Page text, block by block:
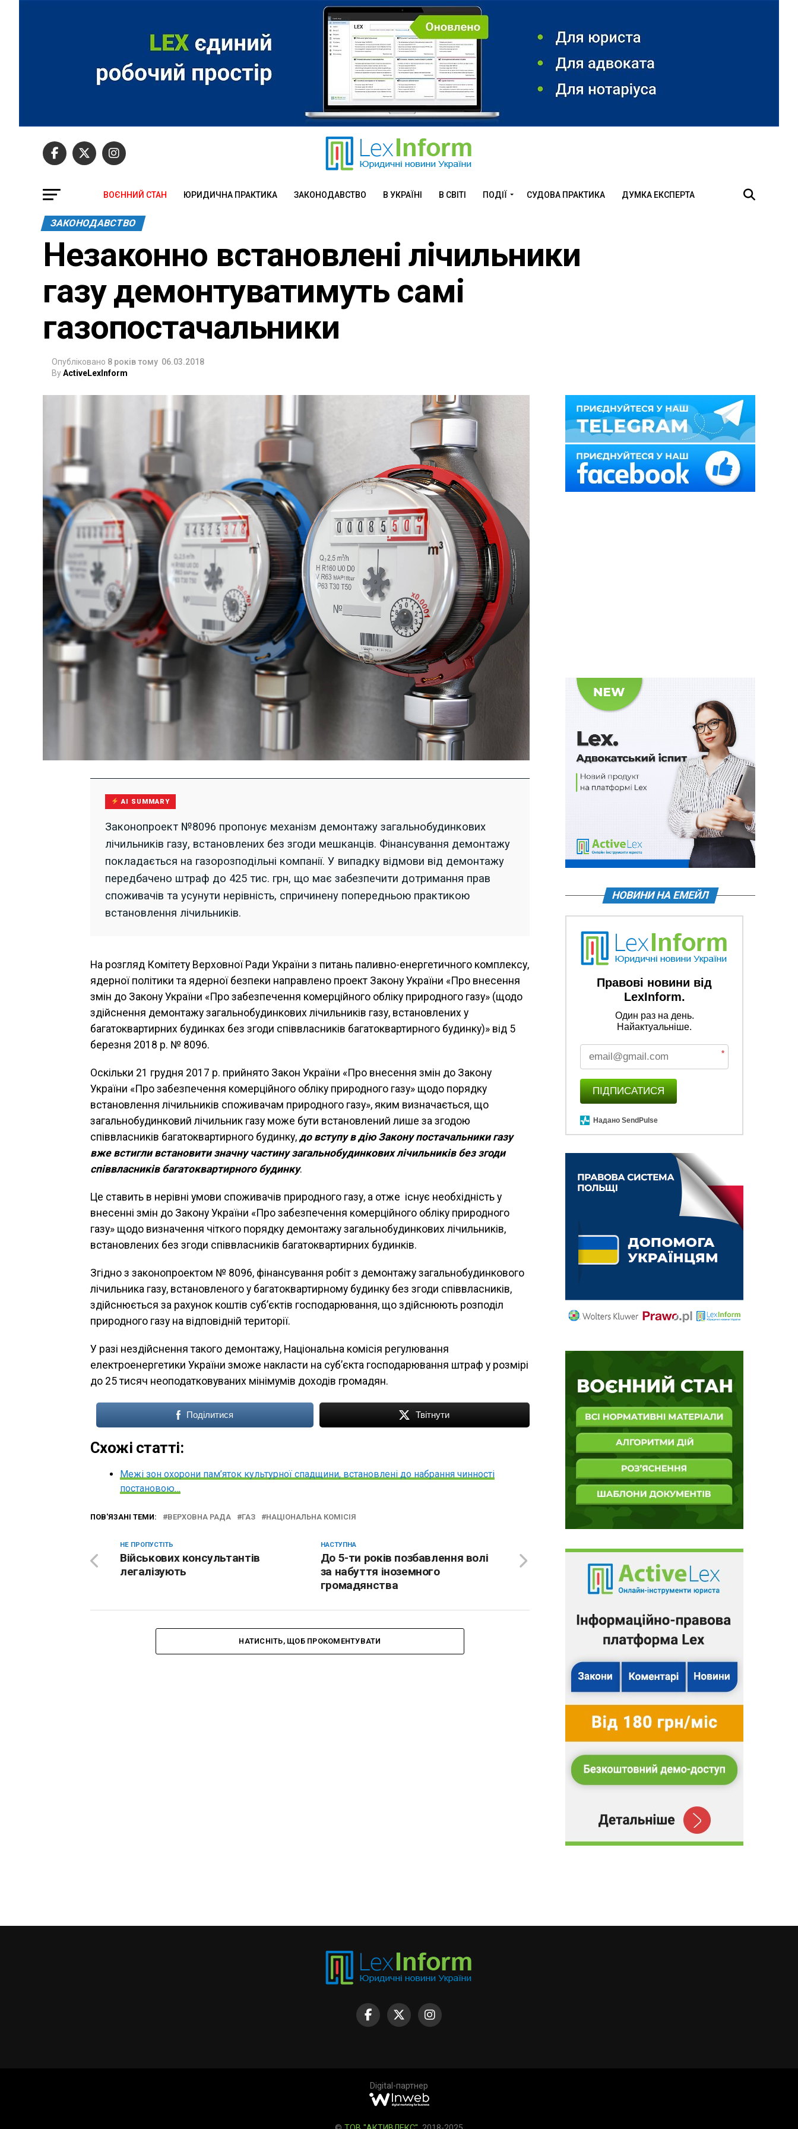
ВОЄННИЙ СТАН ЮРИДИЧНА ПРАКТИКА ЗАКОНОДАВСТВО В УКРАЇНІ В СВІТІ ПОДІЇ СУДОВА ПРАКТИКА ДУМКА ЕКСПЕРТА
ЗАКОНОДАВСТВО
Незаконно встановлені лічильники
газу демонтуватимуть самі
газопостачальники
Опубліковано 8 років тому 06.03.2018
ByActiveLexInform
AI SUMMARY
Законопроект №8096 пропонує механізм демонтажу загальнобудинкових
лічильників газу, встановлених без згоди мешканців. Фінансування демонтажу
покладається на газорозподільні компанії. У випадку відмови від демонтажу
передбачено штраф до 425 тис. грн, що має забезпечити дотримання прав
споживачів та усунути нерівність, спричинену попередньою практикою
встановлення лічильників.
На розгляд Комітету Верховної Ради України з питань паливно-енергетичного комплексу,
ядерної політики та ядерної безпеки направлено проект Закону України «Про внесення
змін до Закону України «Про забезпечення комерційного обліку природного газу» (щодо
здійснення демонтажу загальнобудинкових лічильників газу, встановлених у
багатоквартирних будинках без згоди співвласників багатоквартирного будинку)» від 5
березня 2018 р. № 8096.
Оскільки 21 грудня 2017 р. прийнято Закон України «Про внесення змін до Закону
України «Про забезпечення комерційного обліку природного газу» щодо порядку
встановлення лічильників споживачам природного газу», яким визначається, що
загальнобудинковий лічильник газу може бути встановлений лише за згодою
співвласників багатоквартирного будинку, до вступу в дію Закону постачальники газу
вже встигли встановити значну частину загальнобудинкових лічильників без згоди
співвласників багатоквартирного будинку.
Це ставить в нерівні умови споживачів природного газу, а отже існує необхідність у
внесенні змін до Закону України «Про забезпечення комерційного обліку природного
газу» щодо визначення чіткого порядку демонтажу загальнобудинкових лічильників,
встановлених без згоди співвласників багатоквартирних будинків.
Згідно з законопроектом № 8096, фінансування робіт з демонтажу загальнобудинкового
лічильника газу, встановленого у багатоквартирному будинку без згоди співвласників,
здійснюється за рахунок коштів суб’єктів господарювання, що здійснюють розподіл
природного газу на відповідній території.
У разі нездійснення такого демонтажу, Національна комісія регулювання
електроенергетики України зможе накласти на суб’єкта господарювання штраф у розмірі
до 25 тисяч неоподатковуваних мінімумів доходів громадян.
Поділитися Твітнути
Схожі статті:
Межі зон охорони пам’яток культурної спадщини, встановлені до набрання чинності
постановою…
ПОВ'ЯЗАНІ ТЕМИ: ВЕРХОВНА РАДА ГАЗ НАЦІОНАЛЬНА КОМІСІЯ
НАСТУПНА
До 5-ти років позбавлення волі
за набуття іноземного
громадянства
НЕ ПРОПУСТІТЬ
Військових консультантів
легалізують
НАТИСНІТЬ, ЩОБ ПРОКОМЕНТУВАТИ
НОВИНИ НА ЕМЕЙЛ
Правові новини від
LexInform.
Один раз на день.
Найактуальніше.
*
ПІДПИСАТИСЯ
Надано SendPulse
Digital-партнер